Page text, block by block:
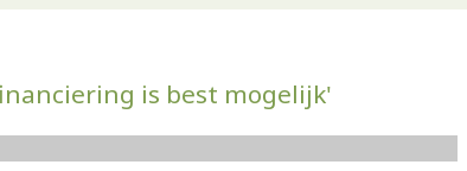
is best mogelijk'